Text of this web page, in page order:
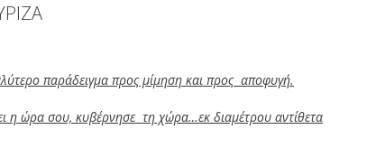
παράδειγμα προς μίμηση και προς αποφυγή.
σου, κυβέρνησε τη χώρα…εκ διαμέτρου αντίθετα